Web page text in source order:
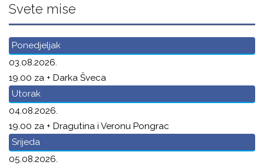
Svete mise
Ponedjeljak
03.08.2026.
19.00 za + Darka Šveca
Utorak
04.08.2026.
19.00 za + Dragutina i Veronu Pongrac
Srijeda
05.08.2026.